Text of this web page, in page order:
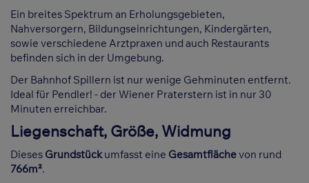
Ein breites Spektrum an Erholungsgebieten,
Nahversorgern, Bildungseinrichtungen, Kindergärten,
sowie verschiedene Arztpraxen und auch Restaurants
befinden sich in der Umgebung.
Der Bahnhof Spillern ist nur wenige Gehminuten entfernt.
Ideal für Pendler! - der Wiener Praterstern ist in nur 30
Minuten erreichbar.
Liegenschaft, Größe, Widmung
Dieses Grundstückumfasst eine Gesamtflächevon rund
766m².